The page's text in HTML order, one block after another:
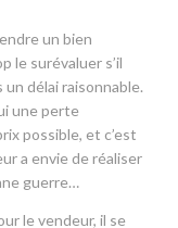
un bien
le surévaluer s’il
délai raisonnable.
une perte
possible, et c’est
a envie de réaliser
guerre…
le vendeur, il se